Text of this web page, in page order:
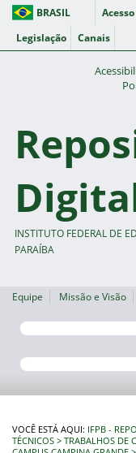
BRASIL
Legislação
Canais
INSTITUTO FEDERAL DE
PARAÍBA
Equipe Missão e Visão
VOCÊ ESTÁ AQUI: IFPB -
TÉCNICOS
TRABALHOS DE